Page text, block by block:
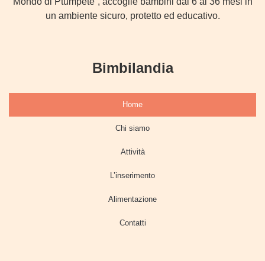
un ambiente sicuro, protetto ed educativo.
Bimbilandia
Home
Chi siamo
Attività
L’inserimento
Alimentazione
Contatti